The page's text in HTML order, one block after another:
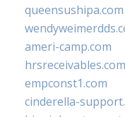
queensushipa.com
ameri-camp.com
hrsreceivables.com
empconst1.com
cinderella-